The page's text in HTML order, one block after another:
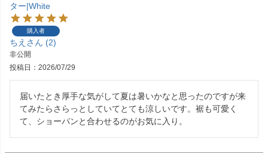
ター|White
購入者
ちえ 2
非公開
投稿日
2026/07/29
届いたとき厚手な気がして夏は暑いかなと思ったのですが来
てみたらさらっとしていてとても涼しいです。裾も可愛く
て、ショーパンと合わせるのがお気に入り。